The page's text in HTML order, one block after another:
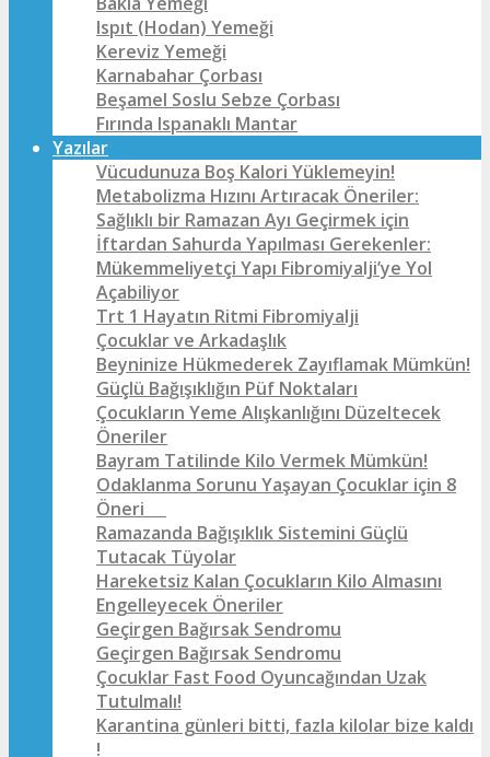
Ispıt (Hodan) Yemeği
Kereviz Yemeği
Karnabahar Çorbası
Beşamel Soslu Sebze Çorbası
Fırında Ispanaklı Mantar
Yazılar
Vücudunuza Boş Kalori Yüklemeyin!
Metabolizma Hızını Artıracak Öneriler:
Sağlıklı bir Ramazan Ayı Geçirmek için
İftardan Sahurda Yapılması Gerekenler:
Mükemmeliyetçi Yapı Fibromiyalji’ye Yol
Açabiliyor
Trt 1 Hayatın Ritmi Fibromiyalji
Çocuklar ve Arkadaşlık
Beyninize Hükmederek Zayıflamak Mümkün!
Güçlü Bağışıklığın Püf Noktaları
Çocukların Yeme Alışkanlığını Düzeltecek
Öneriler
Bayram Tatilinde Kilo Vermek Mümkün!
Odaklanma Sorunu Yaşayan Çocuklar için 8
Öneri
Ramazanda Bağışıklık Sistemini Güçlü
Tutacak Tüyolar
Hareketsiz Kalan Çocukların Kilo Almasını
Engelleyecek Öneriler
Geçirgen Bağırsak Sendromu
Geçirgen Bağırsak Sendromu
Çocuklar Fast Food Oyuncağından Uzak
Tutulmalı!
Karantina günleri bitti, fazla kilolar bize kaldı
!